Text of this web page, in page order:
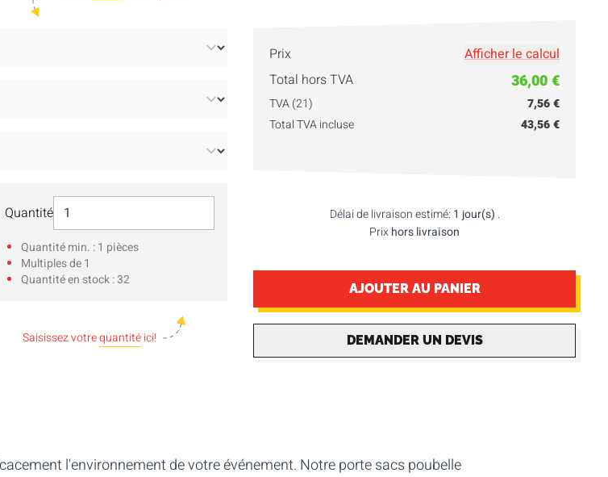
Quantité Sélectionner Quantité
Quantité min. : 1 pièces
Multiples de 1
Quantité en stock : 32
Saisissez votrequantitéici!
Prix
Afficher le calcul
Total hors TVA
36,00 €
TVA (21)
7,56 €
Total TVA incluse
43,56 €
Délai de livraison estimé: 1 jour(s) .
Prixhors livraison
AJOUTER AU PANIER
DEMANDER UN DEVIS
l'environnement de votre événement. Notre porte sacs poubelle